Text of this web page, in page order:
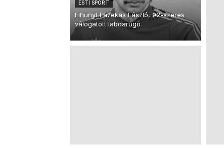
ESTI SPORT
Elhunyt Fazekas László, 92-szeres
válogatott labdarúgó